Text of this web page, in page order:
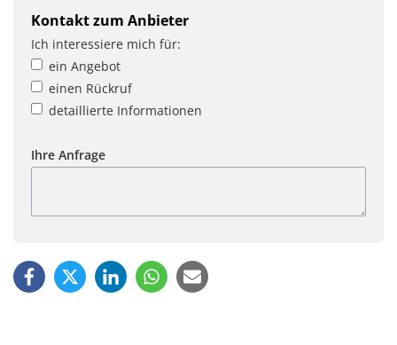
Kontakt zum Anbieter
Ich interessiere mich für:
ein Angebot
einen Rückruf
detaillierte Informationen
Ihre Anfrage